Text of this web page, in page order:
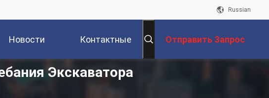
Russian
Новости Контактные
Данные
Отправить Запрос
Экскаватора